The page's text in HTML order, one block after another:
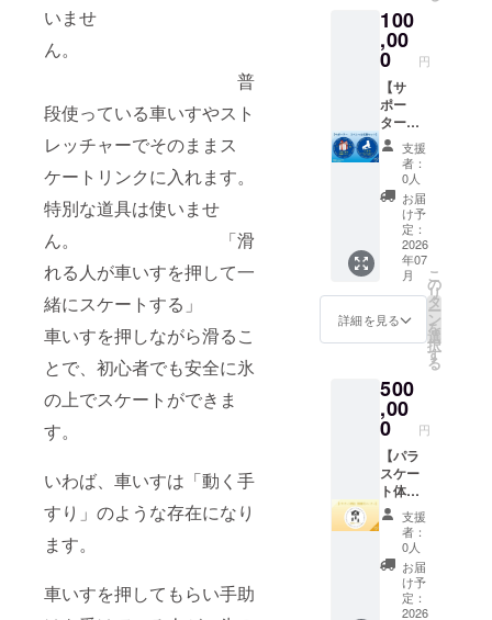
いませ
ん。
普
段使っている車いすやスト
レッチャーでそのままス
ケートリンクに入れます。
特別な道具は使いませ
ん。 「滑
れる人が車いすを押して一
緒にスケートする」
車いすを押しながら滑るこ
とで、初心者でも安全に氷
の上でスケートができま
す。
いわば、車いすは「動く手
すり」のような存在になり
ます。
車いすを押してもらい手助
当
日：
2026年
7月26日
（日曜
日）
10:00-
18:00
内で3時
間程
度
事前準
備：イ
ベント
日の1ヵ
月程前
・場所
当
スア
リーナ
（東京
都江東
区）
事
前準
備、オ
ンライ
ン ・お
手伝い
の内
容：
L カ
ラー青)
・パラ
スケー
トの様
子の写
真
（メー
ルにて
添付）
・代表
たちか
らの動
画メッ
セージ
（1分
程
メール
す） ・
イベン
ト特設
ウェブ
サイト
へのお
名前掲
載（希
望者の
み） ・
7/26の
イベン
トのパ
ンフ
す。 ・
お礼
メッ
セージ
・パラ
スケー
ト応援
メン
バー証
（デジ
タル）
・オリ
ジナル
ステッ
カー ・
手袋 ・
バナー
タオル
・Tシャ
ツ2枚
黒1点
（サイ
ズ
S,M,L,L
L ） ・
パラス
ケート
の様子
の写真
（メー
ルにて
添付）
・代表
たちか
100
,00
0 円
【サ
ポー
ター
スペ
シャル
応援
セッ
ト】
グッ
ズ ス
ペシャ
ル応援
セット
に加え
て、 ・
代表達
ライン
トーク
ショー
へのご
招待 ・
公式
SNSで
のお名
前掲載
（X、
FB、イ
ンスタ
グラ
ム）
支援
者：
0人
お届
け予
定：
2026
年07
月
詳細を見る
こ
の
リ
タ
ー
ン
を
選
択
す
る
500
,00
0 円
【パラ
スケー
ト体験
会 開
催権利
（パー
ト
ナー）
】 共同
開催と
支援
者：
0人
お届
け予
定：
2026